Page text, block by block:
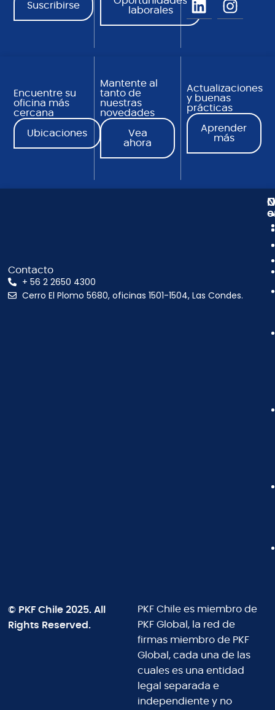
Suscribirse
laborales
Encuentre su
oficina más
cercana
Ubicaciones
Mantente al
tanto de
nuestras
novedades
Vea
ahora
Actualizaciones
y buenas
prácticas
Aprender
más
Contacto
+ 56 2 2650 4300
Cerro El Plomo 5680, oficinas 1501-1504, Las Condes.
© PKF Chile 2025. All
Rights Reserved.
PKF Chile es miembro de
PKF Global, la red de
firmas miembro de PKF
Global, cada una de las
cuales es una entidad
legal separada e
independiente y no